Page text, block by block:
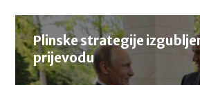
Plinske strategije
prijevodu